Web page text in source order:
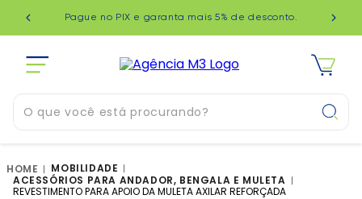
no
Pague no PIX e garanta mais 5% de desconto.
Que
O que você está procurando?
MOBILIDADE
ACESSÓRIOS PARA ANDADOR, BENGALA E MULETA
REVESTIMENTO PARA APOIO DA MULETA AXILAR REFORÇADA
TERMOS MAIS BUSCADOS
1º
joelheira